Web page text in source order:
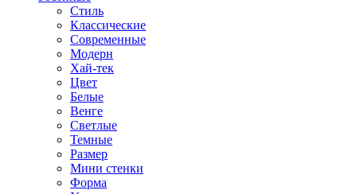
Стиль
Классические
Современные
Модерн
Хай-тек
Цвет
Белые
Венге
Светлые
Темные
Размер
Мини стенки
Форма